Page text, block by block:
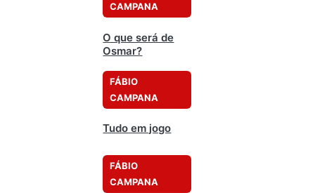
CAMPANA
O que será de
Osmar?
FÁBIO
CAMPANA
Tudo em jogo
FÁBIO
CAMPANA